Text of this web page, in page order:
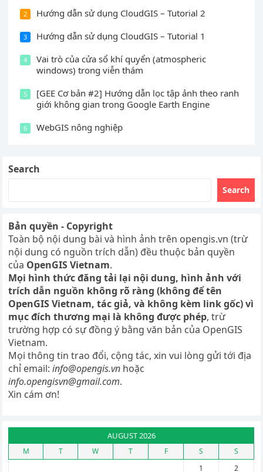
2 Hướng dẫn sử dụng CloudGIS – Tutorial 2
3 Hướng dẫn sử dụng CloudGIS – Tutorial 1
4
Vai trò của cửa sổ khí quyển (atmospheric
windows) trong viễn thám
5
[GEE Cơ bản #2] Hướng dẫn lọc tập ảnh theo ranh
giới không gian trong Google Earth Engine
6 WebGIS nông nghiệp
Search
Search
Bản quyền - Copyright
Toàn bộ nội dung bài và hình ảnh trên opengis.vn (trừ
nội dung có nguồn trích dẫn) đều thuộc bản quyền
của OpenGIS Vietnam.
Mọi hình thức đăng tải lại nội dung, hình ảnh với
trích dẫn nguồn không rõ ràng (không để tên
OpenGIS Vietnam, tác giả, và không kèm link gốc) vì
mục đích thương mại là không được phép, trừ
trường hợp có sự đồng ý bằng văn bản của OpenGIS
Vietnam.
Mọi thông tin trao đổi, cộng tác, xin vui lòng gửi tới địa
chỉ email:info@opengis.vn hoặc
info.opengisvn@gmail.com.
Xin cám ơn!
AUGUST 2026
M T W T F S
S
1
2